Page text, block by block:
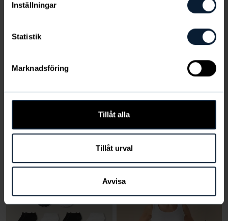
Inställningar
Statistik
Marknadsföring
Tillåt alla
Tillåt urval
Avvisa
VÄLJ STORLEK
VÄLJ